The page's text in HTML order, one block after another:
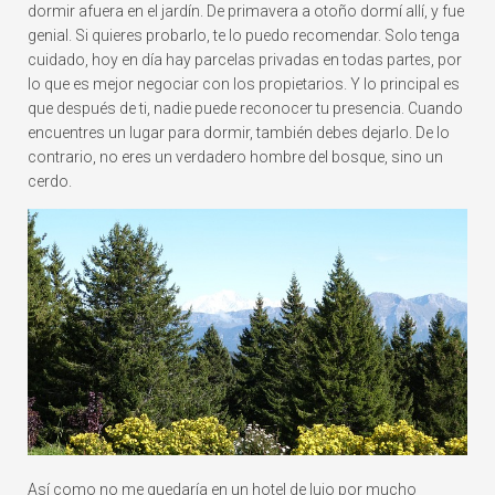
dormir afuera en el jardín. De primavera a otoño dormí allí, y fue
genial. Si quieres probarlo, te lo puedo recomendar. Solo tenga
cuidado, hoy en día hay parcelas privadas en todas partes, por
lo que es mejor negociar con los propietarios. Y lo principal es
que después de ti, nadie puede reconocer tu presencia. Cuando
encuentres un lugar para dormir, también debes dejarlo. De lo
contrario, no eres un verdadero hombre del bosque, sino un
cerdo.
Así como no me quedaría en un hotel de lujo por mucho